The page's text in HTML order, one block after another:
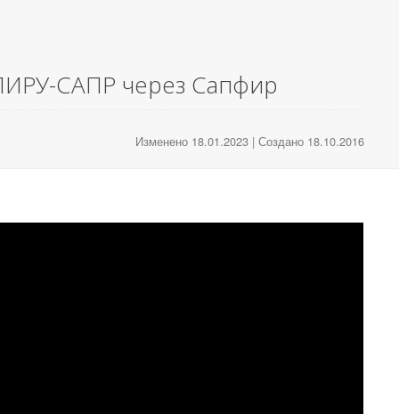
САПР через Сапфир
Изменено 18.01.2023 | Создано 18.10.2016